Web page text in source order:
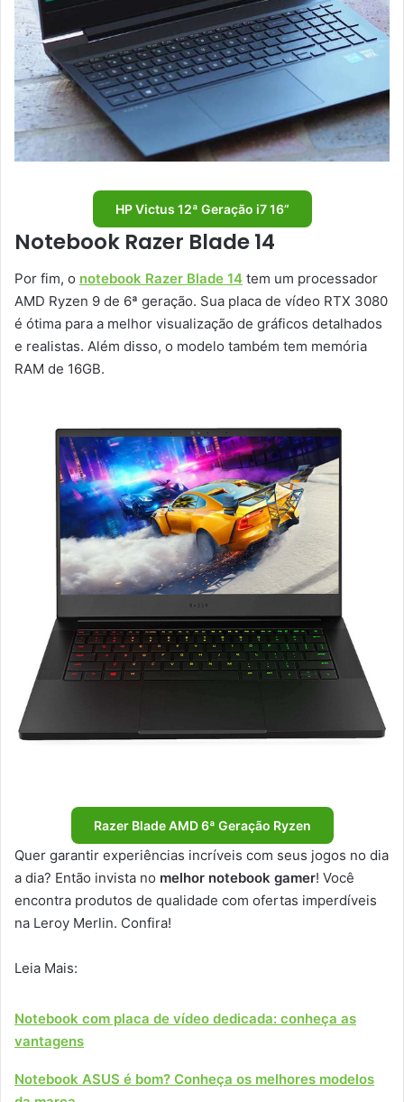
HP Victus 12ª Geração i7 16”
Notebook Razer Blade 14
Por fim, o notebook Razer Blade 14 tem um processador
AMD Ryzen 9 de 6ª geração. Sua placa de vídeo RTX 3080
é ótima para a melhor visualização de gráficos detalhados
e realistas. Além disso, o modelo também tem memória
RAM de 16GB.
Razer Blade AMD 6ª Geração Ryzen
Quer garantir experiências incríveis com seus jogos no dia
a dia? Então invista no melhor notebook gamer! Você
encontra produtos de qualidade com ofertas imperdíveis
na Leroy Merlin. Confira!
Leia Mais:
Notebook com placa de vídeo dedicada: conheça as
vantagens
Notebook ASUS é bom? Conheça os melhores modelos